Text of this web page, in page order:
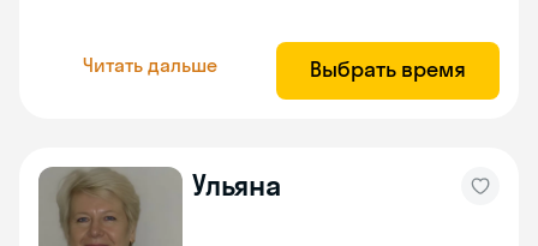
Читать дальше Выбрать время
Ульяна